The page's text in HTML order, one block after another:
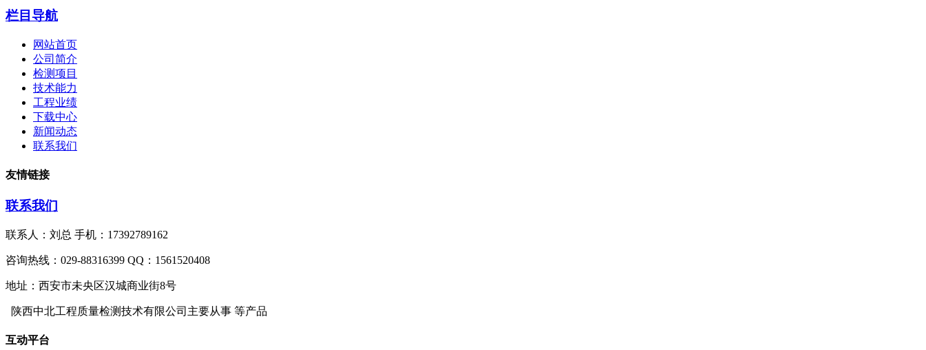
栏目导航
网站首页
公司简介
检测项目
技术能力
工程业绩
下载中心
新闻动态
联系我们
友情链接
联系我们
联系人：刘总 手机：17392789162
咨询热线：029-88316399 QQ：1561520408
地址：西安市未央区汉城商业街8号
陕西中北工程质量检测技术有限公司主要从事 等产品
互动平台